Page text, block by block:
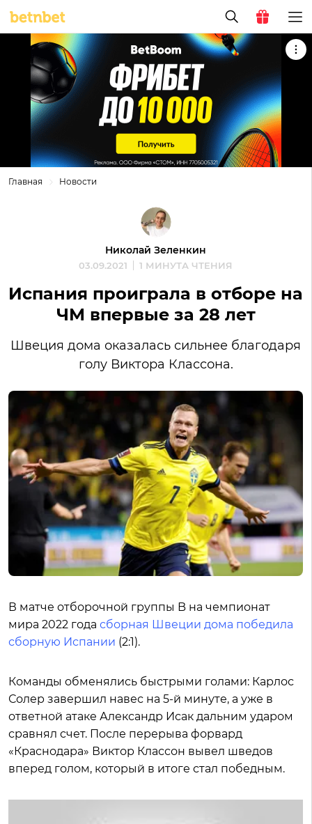
Главная Новости
Николай Зеленкин
03.09.2021 1 МИНУТА ЧТЕНИЯ
Испания проиграла в отборе на
ЧМ впервые за 28 лет
Швеция дома оказалась сильнее благодаря
голу Виктора Классона.
В матче отборочной группы B на чемпионат
мира 2022 года сборная Швеции дома победила
сборную Испании (2:1).
Команды обменялись быстрыми голами: Карлос
Солер завершил навес на 5-й минуте, а уже в
ответной атаке Александр Исак дальним ударом
сравнял счет. После перерыва форвард
«Краснодара» Виктор Классон вывел шведов
вперед голом, который в итоге стал победным.